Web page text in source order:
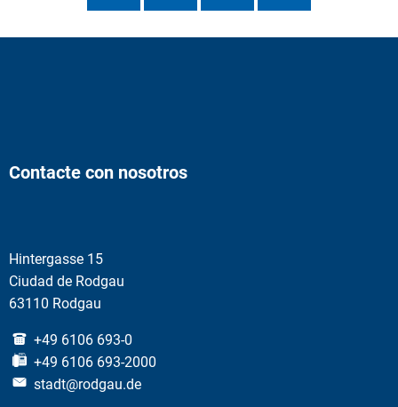
Contacte con nosotros
Hintergasse 15
Ciudad de Rodgau
63110 Rodgau
+49 6106 693-0
+49 6106 693-2000
stadt@rodgau.de